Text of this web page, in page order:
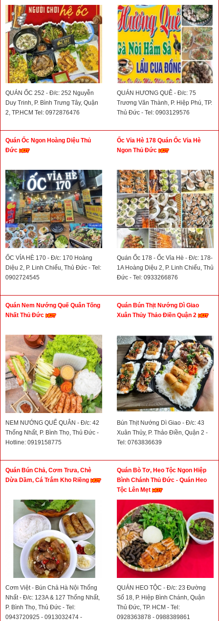
QUÁN ỐC 252 - Đ/c: 252 Nguyễn
Duy Trinh, P. Bình Trưng Tây, Quận
2, TP.HCM Tel: 0972876476
QUÁN HƯƠNG QUÊ - Đ/c: 75
Trương Văn Thành, P. Hiệp Phú, TP.
Thủ Đức - Tel: 0903129576
Quán Ốc Ngon Hoàng Diệu Thủ
Đức
ỐC VỈA HÈ 170 - Đ/c: 170 Hoàng
Diệu 2, P. Linh Chiểu, Thủ Đức - Tel:
0902724545
Ốc Vỉa Hè 178 Quán Ốc Vỉa Hè
Ngon Thủ Đức
Quán Ốc 178 - Ốc Vỉa Hè - Đ/c: 178-
1A Hoàng Diệu 2, P. Linh Chiểu, Thủ
Đức - Tel: 0933266876
Quán Nem Nướng Quế Quân Tống
Nhất Thủ Đức
NEM NƯỚNG QUẾ QUÂN - Đ/c: 42
Thống Nhất, P. Bình Thọ, Thủ Đức -
Hotline: 0919158775
Quán Bún Thịt Nướng Dì Giao
Xuân Thủy Thảo Điền Quận 2
Bún Thịt Nướng Dì Giao - Đ/c: 43
Xuân Thủy, P. Thảo Điền, Quận 2 -
Tel: 0763836639
Quán Bún Chả, Cơm Trưa, Chè
Dừa Dầm, Cá Trắm Kho Riềng
Cơm Việt - Bún Chả Hà Nội Thống
Nhất - Đ/c: 123A & 127 Thống Nhất,
P. Bình Thọ, Thủ Đức - Tel:
0943720925 - 0913032474 -
Quán Bò Tơ, Heo Tộc Ngon Hiệp
Bình Chánh Thủ Đức - Quán Heo
Tộc Lên Mẹt
QUÁN HEO TỘC - Đ/c: 23 Đường
Số 18, P. Hiệp Bình Chánh, Quận
Thủ Đức, TP. HCM - Tel:
0928363878 - 0988389861